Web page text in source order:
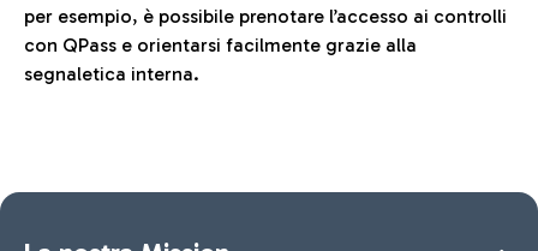
per esempio, è possibile prenotare l’accesso ai controlli
con QPass e orientarsi facilmente grazie alla
segnaletica interna.